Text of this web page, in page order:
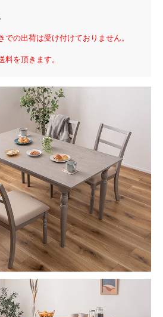
での出荷は受け付けておりません。
料を頂きます。